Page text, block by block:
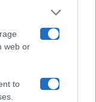
web or
to